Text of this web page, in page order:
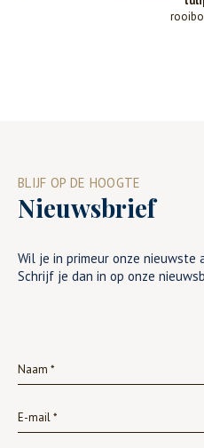
BLIJF OP DE HOOGTE
Nieuwsbrief
Wil je in primeur onze nieuwste
Schrijf je dan in op onze